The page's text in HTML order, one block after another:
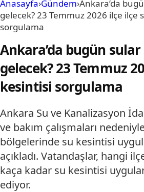
Anasayfa›Gündem›Ankara’da
gelecek? 23 Temmuz 2026 ilçe ilçe
sorgulama
Ankara’da bugün
gelecek? 23 Temmuz
kesintisi sorgulama
Ankara Su ve Kanalizasyon
ve bakım çalışmaları
bölgelerinde su kesintisi
açıkladı. Vatandaşlar, hangi
kaça kadar su kesintisi
ediyor.